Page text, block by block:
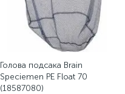
Голова подсака Brain
Speciemen PE Float 70
(18587080)